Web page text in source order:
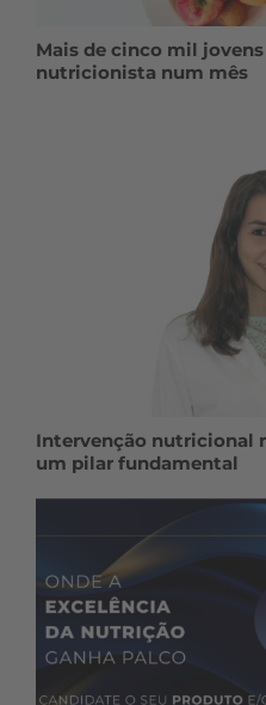
Mais de cinco mil
nutricionista num mês
Intervenção nutricional
um pilar fundamental